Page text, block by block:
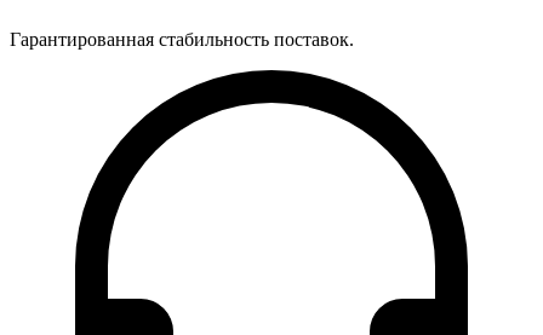
Гарантированная стабильность поставок.